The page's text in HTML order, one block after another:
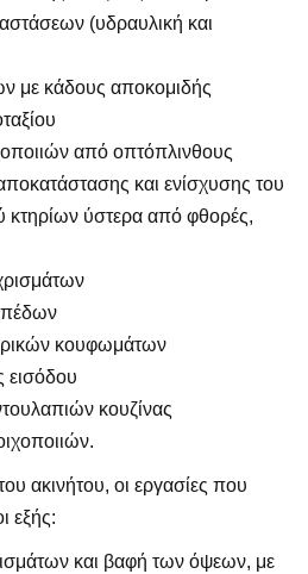
(υδραυλική και
με κάδους αποκομιδής
από οπτόπλινθους
και ενίσχυσης του
κτηρίων ύστερα από φθορές,
κουφωμάτων
εισόδου
κουζίνας
ακινήτου, οι εργασίες που
εξής:
και βαφή των όψεων, με